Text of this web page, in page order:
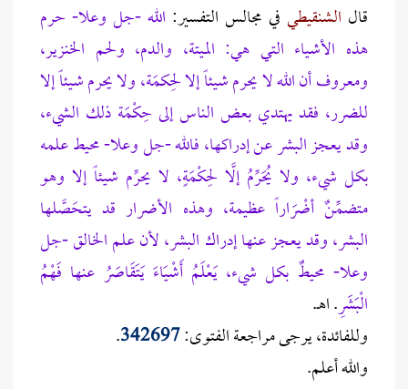
قال الشنقيطي في مجالس التفسير: الله -جل وعلا- حرم
هذه الأشياء التي هي: الميتة، والدم، ولحم الخنزير،
ومعروف أن الله لا يحرم شيئاً إلا لحِكمَة، ولا يحرم شيئاً إلا
للضرر، فقد يهتدي بعض الناس إلى حِكْمَة ذلك الشيء،
وقد يعجز البشر عن إدراكها، فالله -جل وعلا- محيط علمه
بكل شيء، ولا يُحَرِّمُ إلَّا لحِكْمَةٍ، لا يحرِّم شيئاً إلا وهو
متضمِّنٌ أضْرَاراً عظيمة، وهذه الأضرار قد يتحَصَّلها
البشر، وقد يعجز عنها إدراك البشر، لأن علم الخالق -جل
وعلا- محيطٌ بكل شيء، يَعْلَمُ أَشْيَاءَ يَتَقَاصَرُ عنها فَهْمُ
الْبَشَرِ. اهـ.
وللفائدة، يرجى مراجعة الفتوى:342697
.
والله أعلم.